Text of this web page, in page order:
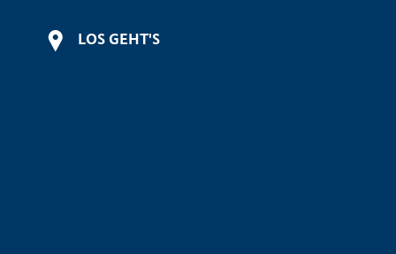
LOS GEHT'S